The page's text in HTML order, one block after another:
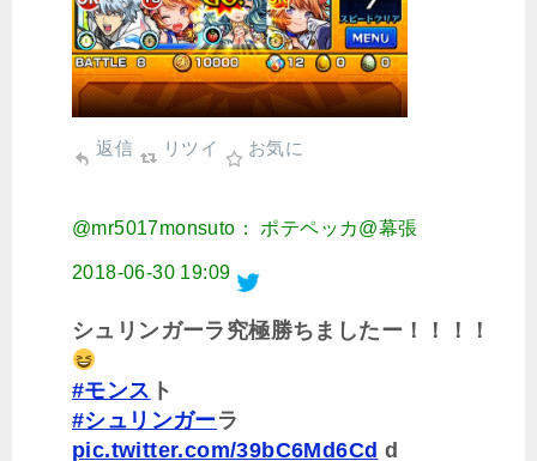
返信 リツイ お気に
@mr5017monsuto： ポテペッカ@幕張
2018-06-30 19:09
シュリンガーラ究極勝ちましたー！！！！
#モンス ト
#シュリンガーラ
pic.twitter.com/39bC6Md6Cd d